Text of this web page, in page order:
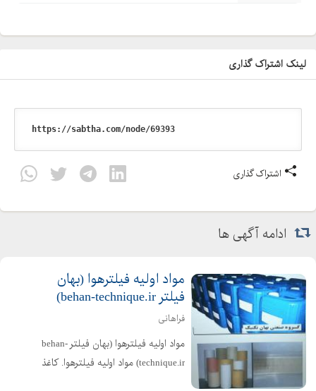
لینک اشتراک گذاری
اشتراک گذاری
ادامه آگهی ها
مواد اوليه فيلترهوا (بهان
فیلتر behan-technique.ir)
فراهانی
مواد اوليه فيلترهوا (بهان فیلتر behan-
technique.ir) مواد اوليه فيلترهوا. کاغذ